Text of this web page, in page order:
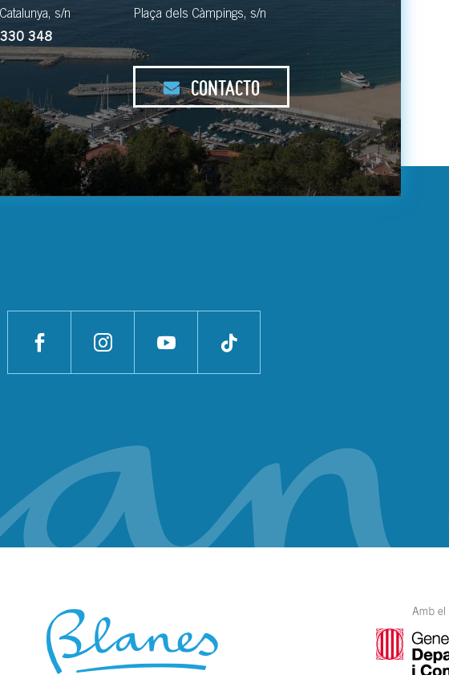
s/n
348
Plaça dels Càmpings, s/n
CONTACTO